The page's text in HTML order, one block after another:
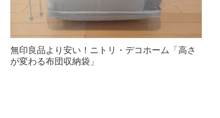
無印良品より安い！ニトリ・デコホーム「高さ
が変わる布団収納袋」